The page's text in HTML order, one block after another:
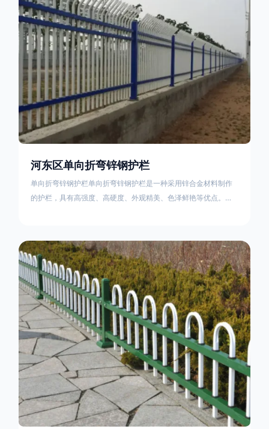
河东区单向折弯锌钢护栏
单向折弯锌钢护栏单向折弯锌钢护栏是一种采用锌合金材料制作
的护栏，具有高强度、高硬度、外观精美、色泽鲜艳等优点。该
再加上防盗垫圈，这样能够避免护栏被人轻易拆卸；适合于大批
量生产，能够很好的与自然相融合。单向折弯锌钢护栏可以用于
住宅小区、工厂院校、道路交通等场所。该产品具有高强度、高
硬度、外观